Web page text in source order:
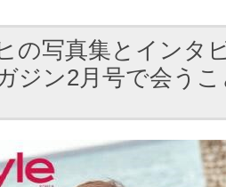
の写真集とインタ
ジン2月号で会う